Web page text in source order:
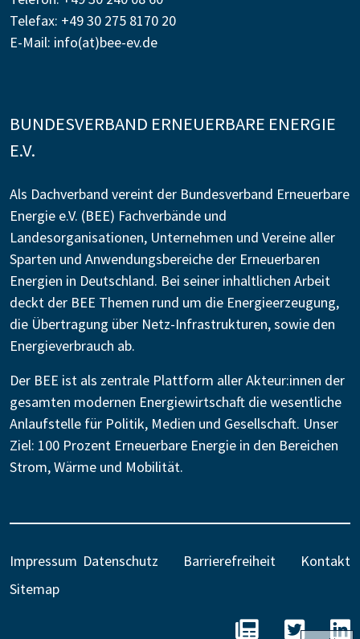
Telefax: +49 30 275 8170 20
E-Mail: info(at)bee-ev.de
BUNDESVERBAND ERNEUERBARE ENERGIE
E.V.
Als Dachverband vereint der Bundesverband Erneuerbare
Energie e.V. (BEE) Fachverbände und
Landesorganisationen, Unternehmen und Vereine aller
Sparten und Anwendungsbereiche der Erneuerbaren
Energien in Deutschland. Bei seiner inhaltlichen Arbeit
deckt der BEE Themen rund um die Energieerzeugung,
die Übertragung über Netz-Infrastrukturen, sowie den
Energieverbrauch ab.
Der BEE ist als zentrale Plattform aller Akteur:innen der
gesamten modernen Energiewirtschaft die wesentliche
Anlaufstelle für Politik, Medien und Gesellschaft. Unser
Ziel: 100 Prozent Erneuerbare Energie in den Bereichen
Strom, Wärme und Mobilität.
Impressum Datenschutz Barrierefreiheit
Kontakt
Sitemap
BEE - Unseren
BEE auf